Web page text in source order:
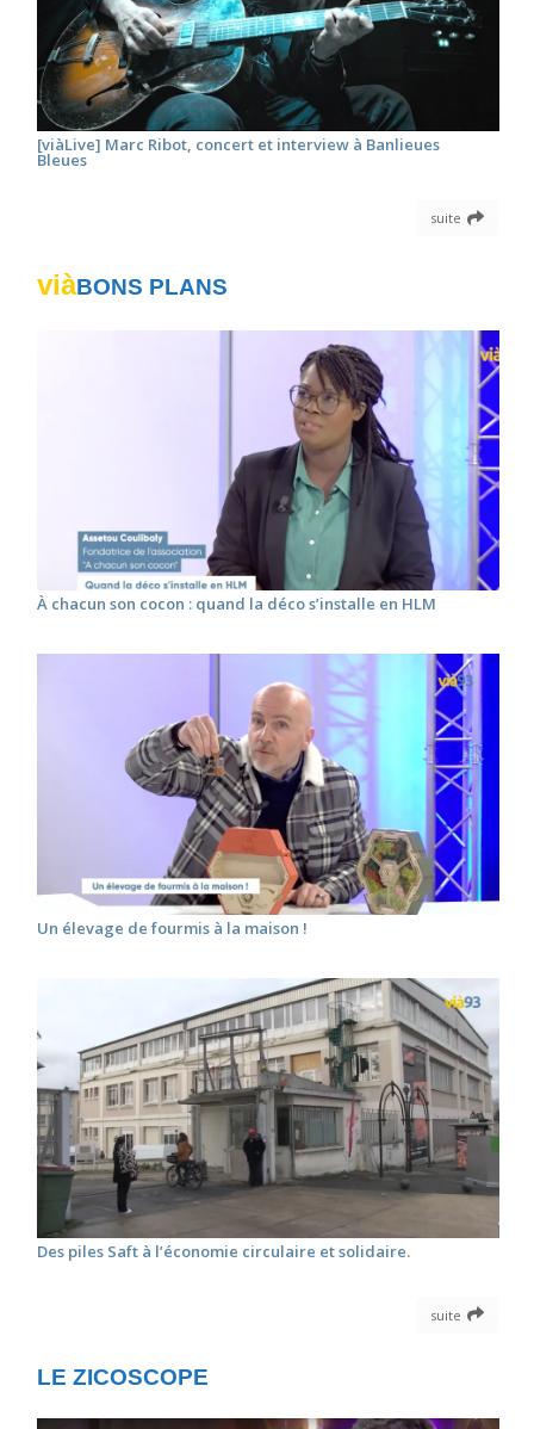
[viàLive] Marc Ribot, concert et interview à Banlieues
Bleues
suite
viàBONS PLANS
À chacun son cocon : quand la déco s’installe en HLM
Un élevage de fourmis à la maison !
Des piles Saft à l’économie circulaire et solidaire.
suite
LE ZICOSCOPE